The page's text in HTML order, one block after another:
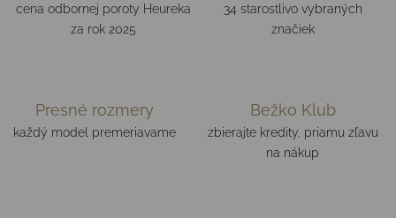
cena odbornej poroty Heureka
za rok 2025
34 starostlivo vybraných
značiek
Presné rozmery
každý model premeriavame
Bežko Klub
zbierajte kredity, priamu zľavu
na nákup